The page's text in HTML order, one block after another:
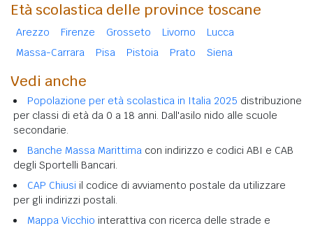
Età scolastica delle province toscane
Arezzo Firenze Grosseto Livorno
Lucca
Massa-Carrara
Pisa Pistoia Prato Siena
Vedi anche
Popolazione per età scolastica in Italia 2025 distribuzione
per classi di età da 0 a 18 anni. Dall'asilo nido alle scuole
secondarie.
Banche Massa Marittima con indirizzo e codici ABI e CAB
degli Sportelli Bancari.
CAP Chiusi il codice di avviamento postale da utilizzare
per gli indirizzi postali.
Mappa Vicchio interattiva con ricerca delle strade e